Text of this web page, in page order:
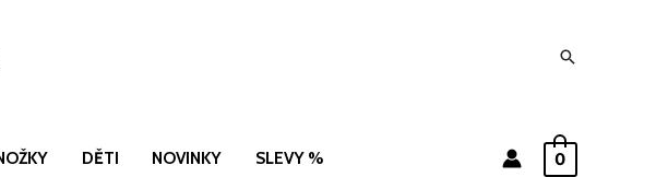
Hledat
DĚTI NOVINKY SLEVY % 0